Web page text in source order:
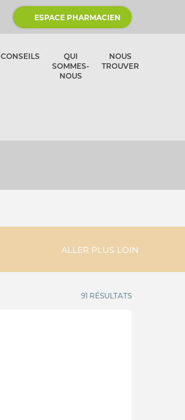
ESPACE PHARMACIEN
CONSEILS
QUI
SOMMES-
NOUS
NOUS
TROUVER
ALLER PLUS LOIN
91 RÉSULTATS